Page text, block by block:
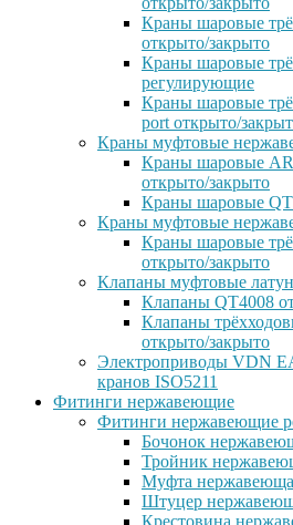
Краны шаровые
открыто/закрыто
Краны шаровые
регулирующие
Краны шаровые
port открыто/
Краны муфтовые
Краны шаровые
открыто/закрыто
Краны шаровые
Краны муфтовые
Краны шаровые
открыто/закрыто
Клапаны муфтовые
Клапаны QT4008
Клапаны
открыто/закрыто
Электроприводы VDN
кранов ISO5211
Фитинги нержавеющие
Фитинги нержавеющие
Бочонок
Тройник
Муфта
Штуцер
Крестовина